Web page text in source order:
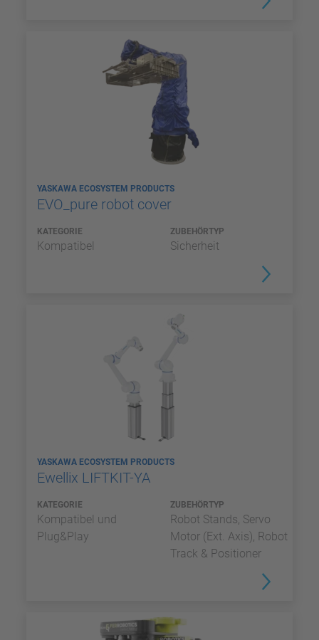
YASKAWA ECOSYSTEM PRODUCTS
EVO_pure robot cover
KATEGORIE
Kompatibel
ZUBEHÖRTYP
Sicherheit
YASKAWA ECOSYSTEM PRODUCTS
Ewellix LIFTKIT-YA
KATEGORIE
Kompatibel und
Plug&Play
ZUBEHÖRTYP
Robot Stands, Servo
Motor (Ext. Axis), Robot
Track & Positioner